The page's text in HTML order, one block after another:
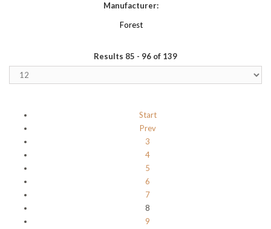
Manufacturer:
Forest
Results 85 - 96 of 139
Start
Prev
3
4
5
6
7
8
9